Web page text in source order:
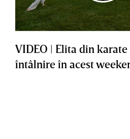
VIDEO | Elita din karate
întâlnire în acest